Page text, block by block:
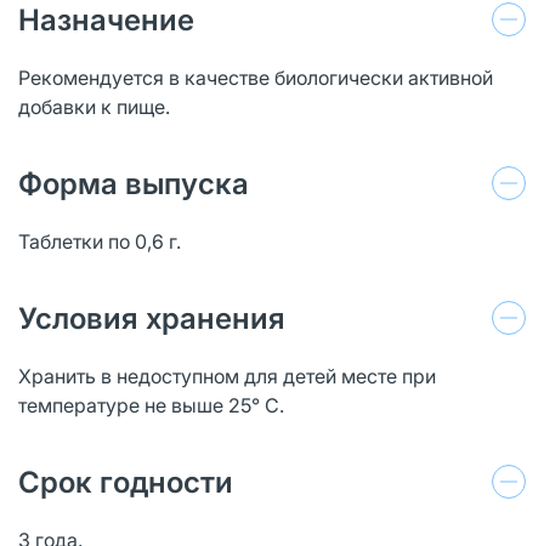
Назначение
Рекомендуется в качестве биологически активной
добавки к пище.
Форма выпуска
Таблетки по 0,6 г.
Условия хранения
Хранить в недоступном для детей месте при
температуре не выше 25° С.
Срок годности
3 года.